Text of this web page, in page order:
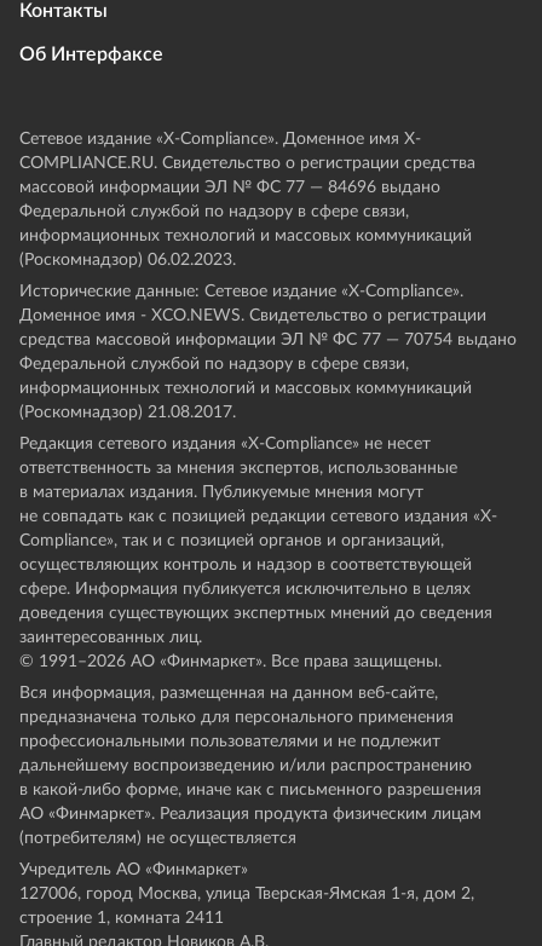
Контакты
Об Интерфаксе
Сетевое издание «Х-Compliance». Доменное имя X-
COMPLIANCE.RU. Свидетельство о регистрации средства
массовой информации ЭЛ № ФС 77 — 84696 выдано
Федеральной службой по надзору в сфере связи,
информационных технологий и массовых коммуникаций
(Роскомнадзор) 06.02.2023.
Исторические данные: Сетевое издание «Х-Compliance».
Доменное имя - XCO.NEWS. Свидетельство о регистрации
средства массовой информации ЭЛ № ФС 77 — 70754 выдано
Федеральной службой по надзору в сфере связи,
информационных технологий и массовых коммуникаций
(Роскомнадзор) 21.08.2017.
Редакция сетевого издания «X-Compliance» не несет
ответственность за мнения экспертов, использованные
в материалах издания. Публикуемые мнения могут
не совпадать как с позицией редакции сетевого издания «X-
Compliance», так и с позицией органов и организаций,
осуществляющих контроль и надзор в соответствующей
сфере. Информация публикуется исключительно в целях
доведения существующих экспертных мнений до сведения
заинтересованных лиц.
© 1991–2026 АО «Финмаркет». Все права защищены.
Вся информация, размещенная на данном веб-сайте,
предназначена только для персонального применения
профессиональными пользователями и не подлежит
дальнейшему воспроизведению и/или распространению
в какой-либо форме, иначе как с письменного разрешения
АО «Финмаркет». Реализация продукта физическим лицам
(потребителям) не осуществляется
Учредитель АО «Финмаркет»
127006, город Москва, улица Тверская-Ямская 1-я, дом 2,
строение 1, комната 2411
Главный редактор Новиков А.В.